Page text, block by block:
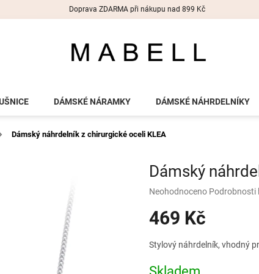
Doprava ZDARMA při nákupu nad 899 Kč
DÁMSKÉ NÁRAMKY DÁMSKÉ NÁHRDELNÍKY
Dámský náhrdelník z chirurgické oceli KLEA
Dámský
Průměrné
produktu
je
z
Neohodnoceno Podrobnosti
469 Kč
cena:
Stylový náhrdelník, vhodný